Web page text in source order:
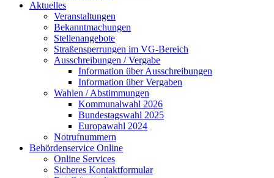
Aktuelles
Veranstaltungen
Bekanntmachungen
Stellenangebote
Straßensperrungen im VG-Bereich
Ausschreibungen / Vergabe
Information über Ausschreibungen
Information über Vergaben
Wahlen / Abstimmungen
Kommunalwahl 2026
Bundestagswahl 2025
Europawahl 2024
Notrufnummern
Behördenservice Online
Online Services
Sicheres Kontaktformular